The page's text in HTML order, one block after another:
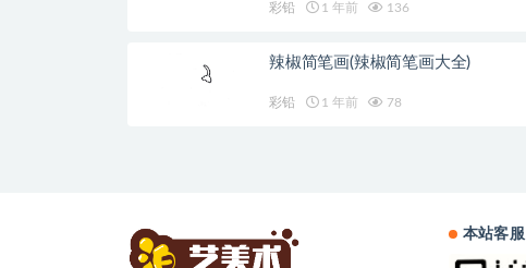
彩铅 1 年前 136
辣椒简笔画(辣椒简笔画大全)
彩铅 1 年前 78
本站客服